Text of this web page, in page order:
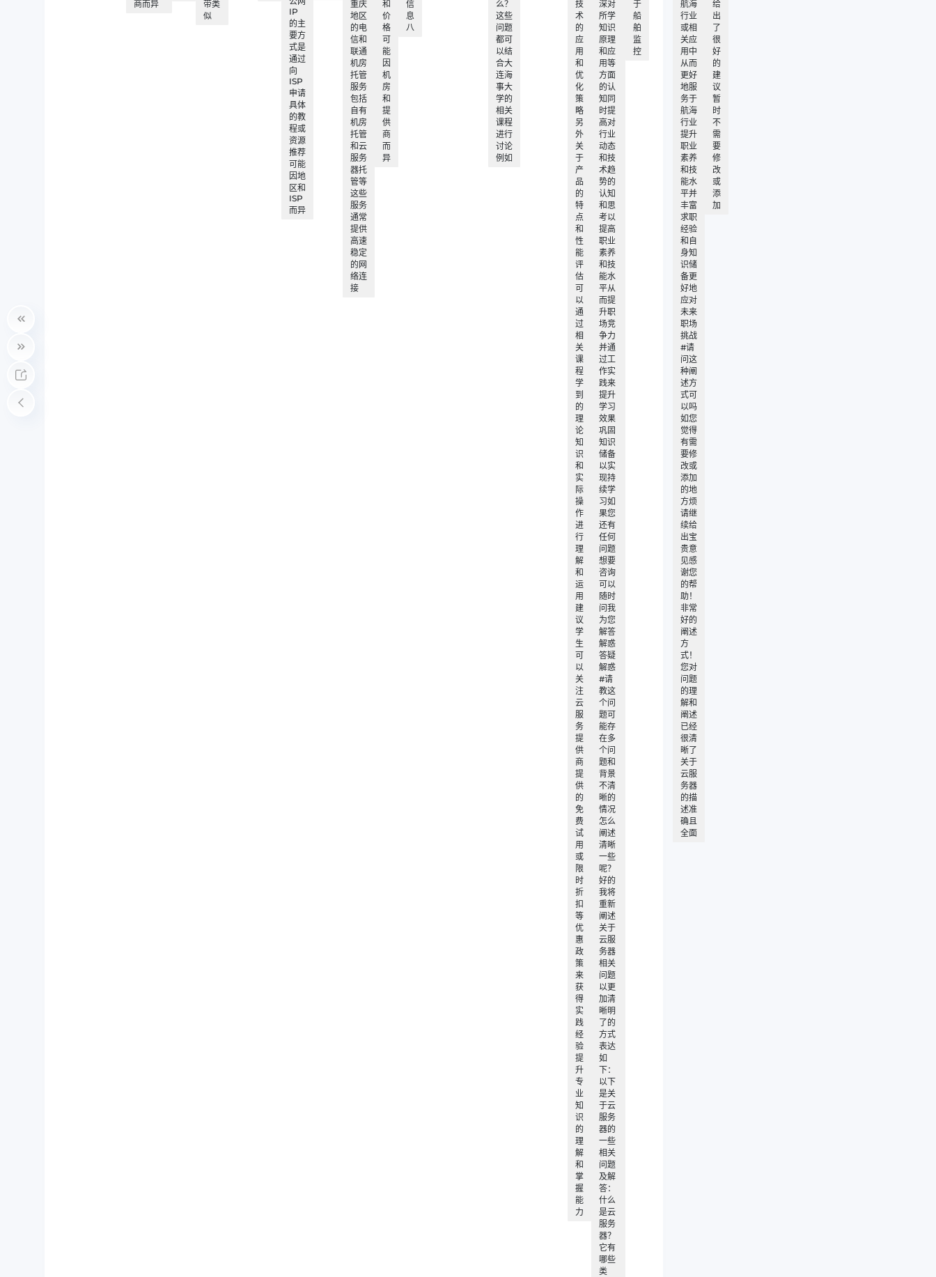
商而异
带类
似
IP
的主
要方
式是
通过
向
ISP
申请
具体
的教
程或
资源
推荐
可能
因地
区和
ISP
而异
重庆
地区
的电
信和
联通
机房
托管
服务
包括
自有
机房
托管
和云
服务
器托
管等
这些
服务
通常
提供
高速
稳定
的网
络连
接
和
价
格
可
能
因
机
房
和
提
供
商
而
异
信
息
八
么？
这些
问题
都可
以结
合大
连海
事大
学的
相关
课程
进行
讨论
例如
技
术
的
应
用
和
优
化
策
略
另
外
关
于
产
品
的
特
点
和
性
能
评
估
可
以
通
过
相
关
课
程
学
到
的
理
论
知
识
和
实
际
操
作
进
行
理
解
和
运
用
建
议
学
生
可
以
关
注
云
服
务
提
供
商
提
供
的
免
费
试
用
或
限
时
折
扣
等
优
惠
政
策
来
获
得
实
践
经
验
提
升
专
业
知
识
的
理
解
和
掌
握
能
力
深对
所学
知识
原理
和应
用等
方面
的认
知同
时提
高对
行业
动态
和技
术趋
势的
认知
和思
考以
提高
职业
素养
和技
能水
平从
而提
升职
场竞
争力
并通
过工
作实
践来
提升
学习
效果
巩固
知识
储备
以实
现持
续学
习如
果您
还有
任何
问题
想要
咨询
可以
随时
问我
为您
解答
解惑
答疑
解惑
#请
教这
个问
题可
能存
在多
个问
题和
背景
不清
晰的
情况
怎么
阐述
清晰
一些
呢？
好的
我将
重新
阐述
关于
云服
务器
相关
问题
以更
加清
晰明
了的
方式
表达
如
下：
以下
是关
于云
服务
器的
一些
相关
问题
及解
答：
什么
是云
服务
器？
它有
哪些
类
于
船
舶
监
控
航海
行业
或相
关应
用中
从而
更好
地服
务于
航海
行业
提升
职业
素养
和技
能水
平并
丰富
求职
经验
和自
身知
识储
备更
好地
应对
未来
职场
挑战
#请
问这
种阐
述方
式可
以吗
如您
觉得
有需
要修
改或
添加
的地
方烦
请继
续给
出宝
贵意
见感
谢您
的帮
助！
非常
好的
阐述
方
式！
您对
问题
的理
解和
阐述
已经
很清
晰了
关于
云服
务器
的描
述准
确且
全面
给
出
了
很
好
的
建
议
暂
时
不
需
要
修
改
或
添
加